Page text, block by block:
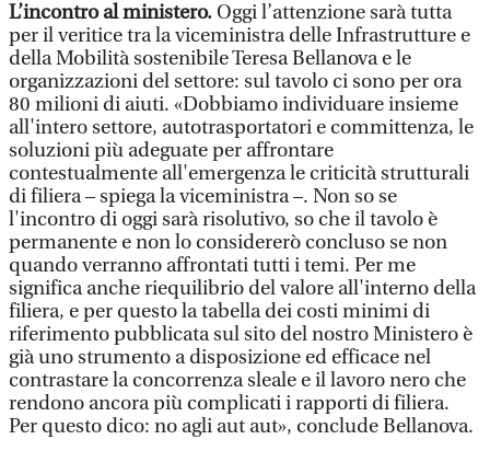
L’incontro al ministero. Oggi l’attenzione sarà tutta
per il veritice tra la viceministra delle Infrastrutture e
della Mobilità sostenibile Teresa Bellanova e le
organizzazioni del settore: sul tavolo ci sono per ora
80 milioni di aiuti. «Dobbiamo individuare insieme
all'intero settore, autotrasportatori e committenza, le
soluzioni più adeguate per affrontare
contestualmente all'emergenza le criticità strutturali
di filiera – spiega la viceministra –. Non so se
l'incontro di oggi sarà risolutivo, so che il tavolo è
permanente e non lo considererò concluso se non
quando verranno affrontati tutti i temi. Per me
significa anche riequilibrio del valore all'interno della
filiera, e per questo la tabella dei costi minimi di
riferimento pubblicata sul sito del nostro Ministero è
già uno strumento a disposizione ed efficace nel
contrastare la concorrenza sleale e il lavoro nero che
rendono ancora più complicati i rapporti di filiera.
Per questo dico: no agli aut aut», conclude Bellanova.